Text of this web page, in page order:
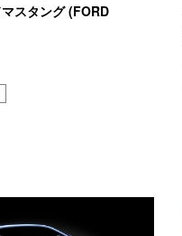
スタング (FORD